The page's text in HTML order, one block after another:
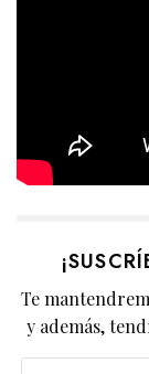
Te
y además,